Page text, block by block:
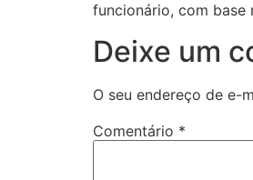
funcionário, com base
Deixe um
O seu endereço de e-
Comentário *